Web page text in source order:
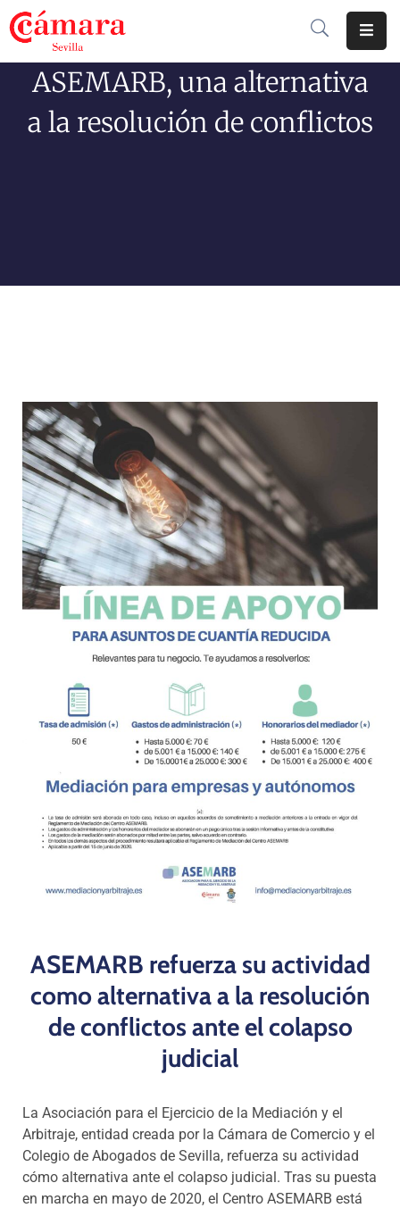
Cámara
Comercio
Programas
ASEMARB, una alternativa
a la resolución de conflictos
ASEMARB refuerza su actividad
como alternativa a la resolución
de conflictos ante el colapso
judicial
La Asociación para el Ejercicio de la Mediación y el
Arbitraje, entidad creada por la Cámara de Comercio y el
Colegio de Abogados de Sevilla, refuerza su actividad
cómo alternativa ante el colapso judicial. Tras su puesta
en marcha en mayo de 2020, el Centro ASEMARB está